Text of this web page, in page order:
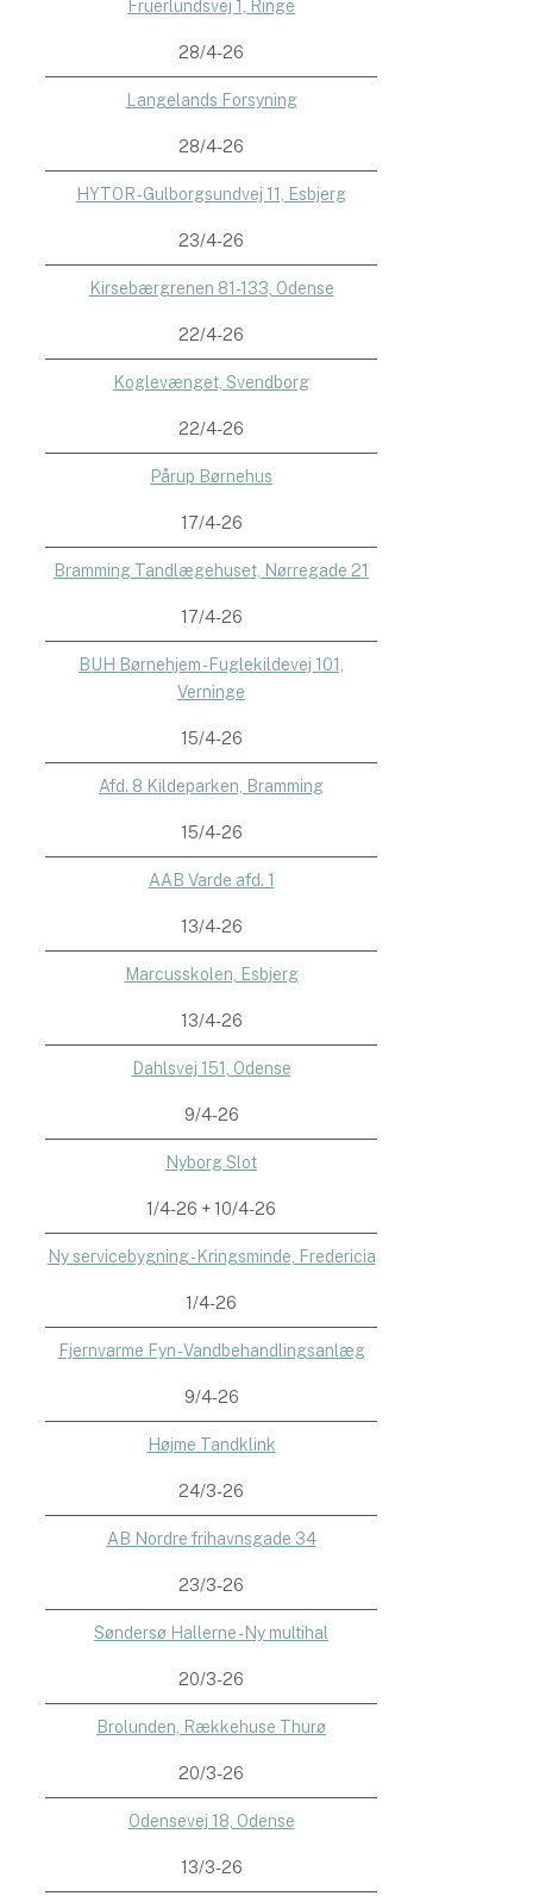
Fruerlundsvej 1, Ringe
28/4-26
Langelands Forsyning
28/4-26
HYTOR - Gulborgsundvej 11, Esbjerg
23/4-26
Kirsebærgrenen 81-133, Odense
22/4-26
Koglevænget, Svendborg
22/4-26
Pårup Børnehus
17/4-26
Bramming Tandlægehuset, Nørregade 21
17/4-26
BUH Børnehjem - Fuglekildevej 101,
Verninge
15/4-26
Afd. 8 Kildeparken, Bramming
15/4-26
AAB Varde afd. 1
13/4-26
Marcusskolen, Esbjerg
13/4-26
Dahlsvej 151, Odense
9/4-26
Nyborg Slot
1/4-26 + 10/4-26
Ny servicebygning - Kringsminde, Fredericia
1/4-26
Fjernvarme Fyn - Vandbehandlingsanlæg
9/4-26
Højme Tandklink
24/3-26
AB Nordre frihavnsgade 34
23/3-26
Søndersø Hallerne - Ny multihal
20/3-26
Brolunden, Rækkehuse Thurø
20/3-26
Odensevej 18, Odense
13/3-26